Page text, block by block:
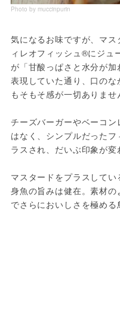
Photo by muccinpurin
気になるお味ですが、マ
ィレオフィッシュ®にジュ
が「甘酸っぱさと水分が
表現していた通り、口の
もそもそ感が一切ありませ
チーズバーガーやベーコ
はなく、シンプルだった
ラスされ、だいぶ印象が変
マスタードをプラスして
身魚の旨みは健在。素材
でさらにおいしさを極める